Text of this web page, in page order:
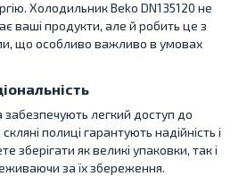
Холодильник Beko DN135120 не
ваші продукти, але й робить це з
що особливо важливо в умовах
забезпечують легкий доступ до
полиці гарантують надійність і
зберігати як великі упаковки, так і
за їх збереження.